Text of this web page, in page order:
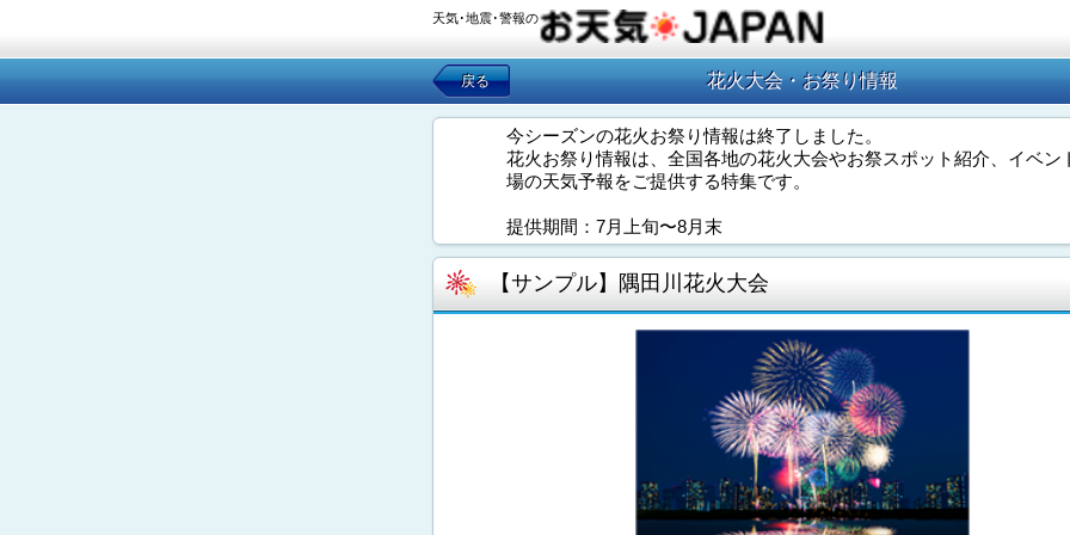
天気･地震･警報の
戻る 花火大会・お祭り情報
今シーズンの花火お祭り情報は終了しました。
花火お祭り情報は、全国各地の花火大会やお祭スポット紹介、イベン
場の天気予報をご提供する特集です。
提供期間：7月上旬〜8月末
【サンプル】隅田川花火大会